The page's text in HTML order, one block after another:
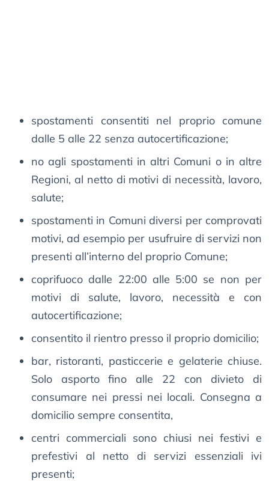
spostamenti consentiti nel proprio comune
dalle 5 alle 22 senza autocertificazione;
no agli spostamenti in altri Comuni o in altre
Regioni, al netto di motivi di necessità, lavoro,
salute;
spostamenti in Comuni diversi per comprovati
motivi, ad esempio per usufruire di servizi non
presenti all’interno del proprio Comune;
coprifuoco dalle 22:00 alle 5:00 se non per
motivi di salute, lavoro, necessità e con
autocertificazione;
consentito il rientro presso il proprio domicilio;
bar, ristoranti, pasticcerie e gelaterie chiuse.
Solo asporto fino alle 22 con divieto di
consumare nei pressi nei locali. Consegna a
domicilio sempre consentita,
centri commerciali sono chiusi nei festivi e
prefestivi al netto di servizi essenziali ivi
presenti;